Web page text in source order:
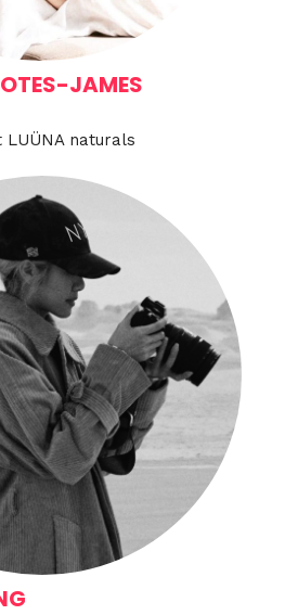
JAMES
LUÜNA naturals